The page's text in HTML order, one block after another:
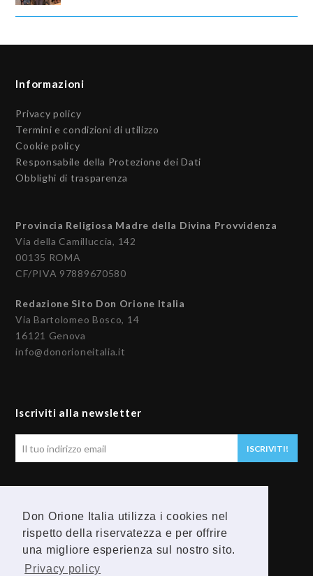
Don Orione Italia utilizza i cookies nel
rispetto della riservatezza e per offrire
una migliore esperienza sul nostro sito.
Privacy policy
Informazioni
Privacy policy
Termini e condizioni di utilizzo
Cookie policy
Responsabile della Protezione dei Dati
Obblighi di trasparenza
Provincia Religiosa Madre della Divina Provvidenza
Via della Camilluccia, 142
00135 ROMA
CF/PIVA 97889670580
Redazione Sito Don Orione Italia
Via Bartolomeo Bosco, 14
16121 Genova
info@donorioneitalia.it
Iscriviti alla newsletter
ISCRIVITI!
F
Y
o